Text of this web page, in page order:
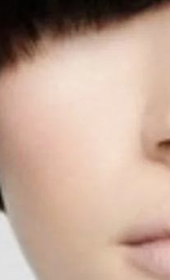
Глоток
Уставшей Души
Искусственного